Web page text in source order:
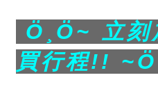
Ö¸Ö~ 立
買行程!!